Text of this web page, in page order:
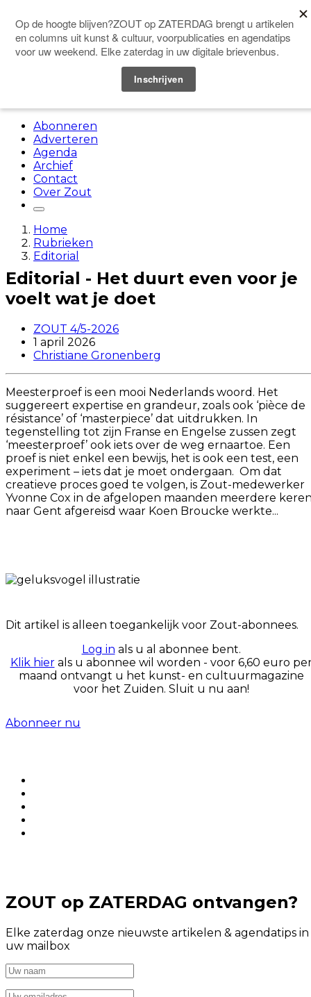
Doneer
Abonneren
Adverteren
Agenda
Archief
Contact
Over Zout
Home
Rubrieken
Editorial
Editorial - Het duurt even voor je
voelt wat je doet
ZOUT 4/5-2026
1 april 2026
Christiane Gronenberg
Meesterproef is een mooi Nederlands woord. Het
suggereert expertise en grandeur, zoals ook ‘pièce de
résistance’ of ‘masterpiece’ dat uitdrukken. In
tegenstelling tot zijn Franse en Engelse zussen zegt
‘meesterproef’ ook iets over de weg ernaartoe. Een
proef is niet enkel een bewijs, het is ook een test, een
experiment – iets dat je moet ondergaan. Om dat
creatieve proces goed te volgen, is Zout-medewerker
Yvonne Cox in de afgelopen maanden meerdere
naar Gent afgereisd waar Koen Broucke werkte...
Dit artikel is alleen toegankelijk voor Zout-abonnees.
Log in als u al abonnee bent.
Klik hierals u abonnee wil worden - voor 6,60 euro
maand ontvangt u het kunst- en cultuurmagazine
voor het Zuiden. Sluit u nu aan!
Abonneer nu
ZOUT op ZATERDAG ontvangen?
Elke zaterdag onze nieuwste artikelen & agendatips in
uw mailbox